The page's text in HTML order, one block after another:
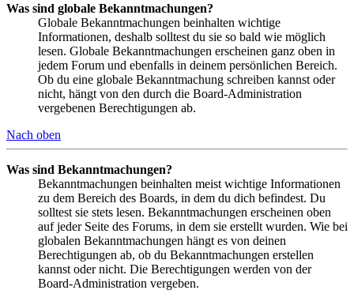
Was sind globale Bekanntmachungen?
Globale Bekanntmachungen beinhalten wichtige
Informationen, deshalb solltest du sie so bald wie möglich
lesen. Globale Bekanntmachungen erscheinen ganz oben in
jedem Forum und ebenfalls in deinem persönlichen Bereich.
Ob du eine globale Bekanntmachung schreiben kannst oder
nicht, hängt von den durch die Board-Administration
vergebenen Berechtigungen ab.
Nach oben
Was sind Bekanntmachungen?
Bekanntmachungen beinhalten meist wichtige Informationen
zu dem Bereich des Boards, in dem du dich befindest. Du
solltest sie stets lesen. Bekanntmachungen erscheinen oben
auf jeder Seite des Forums, in dem sie erstellt wurden. Wie bei
globalen Bekanntmachungen hängt es von deinen
Berechtigungen ab, ob du Bekanntmachungen erstellen
kannst oder nicht. Die Berechtigungen werden von der
Board-Administration vergeben.